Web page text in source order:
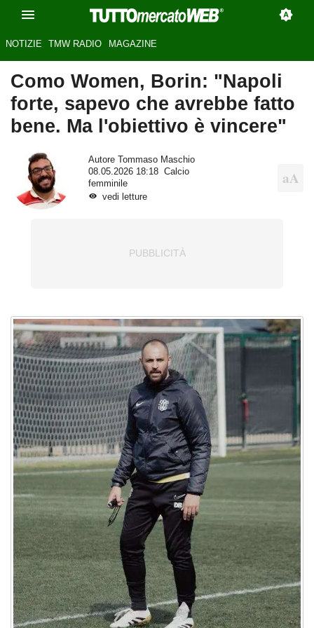
NOTIZIE TMW RADIO MAGAZINE
Como Women, Borin: "Napoli
forte, sapevo che avrebbe fatto
bene. Ma l'obiettivo è vincere"
Autore
Tommaso Maschio
08.05.2026 18:18
Calcio
femminile
vedi letture